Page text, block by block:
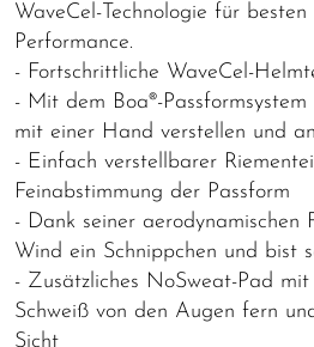
WaveCel-Technologie für
Performance.
- Fortschrittliche WaveCel-
- Mit dem Boa®-
mit einer Hand verstellen und
- Einfach verstellbarer
Feinabstimmung der Passform
- Dank seiner aerodynamischen
Wind ein Schnippchen und bist
- Zusätzliches NoSweat-Pad
Schweiß von den Augen fern
Sicht